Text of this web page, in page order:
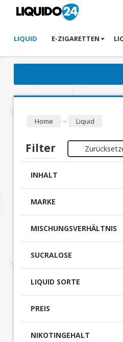
LIQUID E-ZIGARETTEN
Home Liquid
Filter
INHALT
MARKE
MISCHUNGSVERHÄLTNIS
SUCRALOSE
LIQUID SORTE
PREIS
0,00 € - 10,00 € (0)
NIKOTINGEHALT